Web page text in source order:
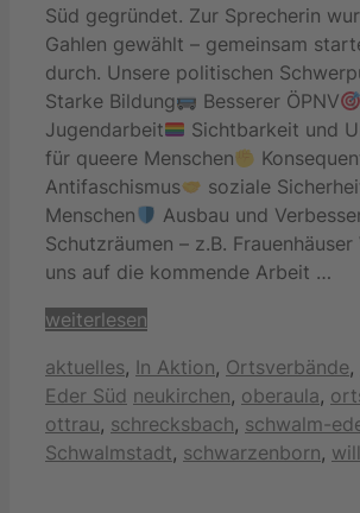
Süd gegründet. Zur Sprecherin
Gahlen gewählt – gemeinsam
durch. Unsere politischen
Starke Bildung
Besserer ÖPNV
Jugendarbeit
Sichtbarkeit und
für queere Menschen
Antifaschismus
soziale
Menschen
Ausbau und
Schutzräumen – z.B.
uns auf die kommende Arbeit …
weiterlesen
Kategorien
aktuelles, In Aktion, Ortsverbände,
Eder Süd Schlagwörter
neukirchen, oberaula,
ottrau, schrecksbach, schwalm-
Schwalmstadt, schwarzenborn,